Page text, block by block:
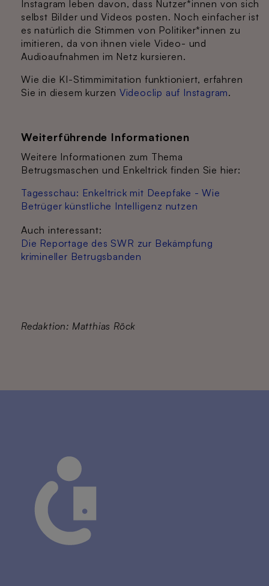
Instagram leben davon, dass Nutzer*innen von sich
selbst Bilder und Videos posten. Noch einfacher ist
es natürlich die Stimmen von Politiker*innen zu
imitieren, da von ihnen viele Video- und
Audioaufnahmen im Netz kursieren.
Wie die KI-Stimmimitation funktioniert, erfahren
Sie in diesem kurzen Videoclip auf Instagram.
Weiterführende Informationen
Weitere Informationen zum Thema
Betrugsmaschen und Enkeltrick finden Sie hier:
Tagesschau: Enkeltrick mit Deepfake - Wie
Betrüger künstliche Intelligenz nutzen
Auch interessant:
Die Reportage des SWR zur Bekämpfung
krimineller Betrugsbanden
Redaktion: Matthias Röck